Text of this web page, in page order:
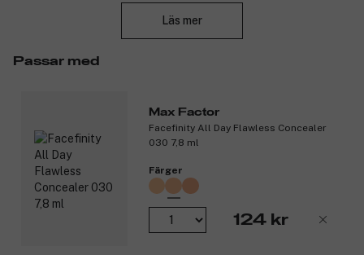
Huden får en airbrushad, mjuk finish som inte störs av vare sig
värme, fukt eller vatten. SPF20 skyddar mot UV-strålning.
föroreningar. Den släta konsistensen döljer effektivt och
långvarigt mörka ringar och andra skönhetsfel. Flexi-hold-
tekniken gör att foundationen inte stelnar eller smetar av sig.
Tre sorters oljeabsorberande puder gör att produkten smälter in i
huden samt ger byggbar täckning och en matt finish.
Produktnummer:
Läs mer
Passar med
Max Factor
Facefinity All Day Flawless Concealer
030 7,8 ml
Färger
124 kr